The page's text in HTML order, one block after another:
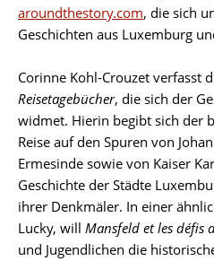
aroundthestory.com, die sich
Geschichten aus Luxemburg
Corinne Kohl-Crouzet verfasst
Reisetagebücher, die sich der
widmet. Hierin begibt sich der
Reise auf den Spuren von
Ermesinde sowie von Kaiser
Geschichte der Städte
ihrer Denkmäler. In einer
Lucky, will Mansfeld et les défis
und Jugendlichen die